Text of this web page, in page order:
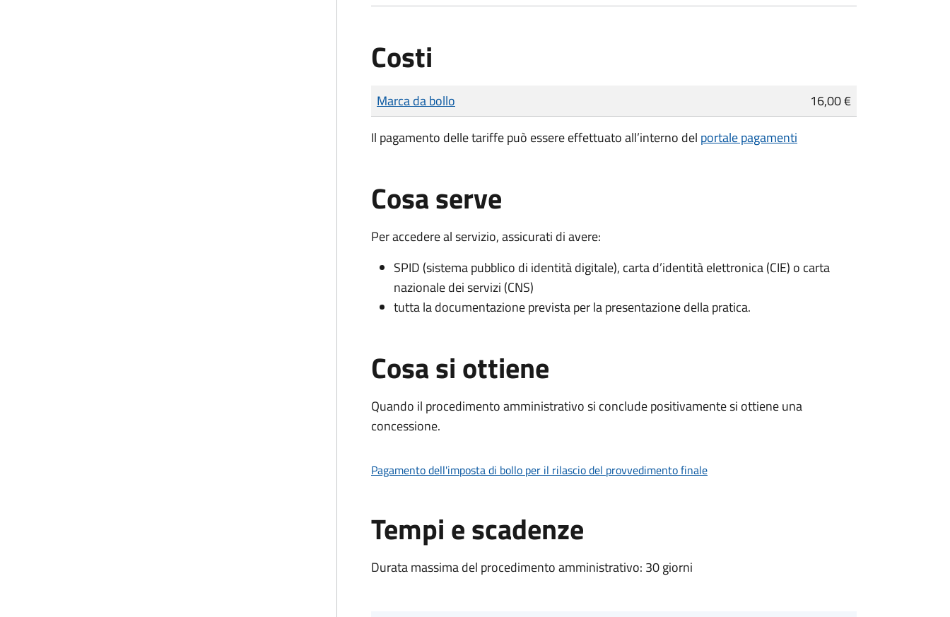
Costi
Tipo di pagamento
Importo
Marca da bollo
16,00 €
Il pagamento delle tariffe può essere effettuato all’interno del portale pagamenti
Cosa serve
Per accedere al servizio, assicurati di avere:
SPID (sistema pubblico di identità digitale), carta d’identità elettronica (CIE) o carta
nazionale dei servizi (CNS)
tutta la documentazione prevista per la presentazione della pratica.
Cosa si ottiene
Quando il procedimento amministrativo si conclude positivamente si ottiene una
concessione.
Pagamento dell'imposta di bollo per il rilascio del provvedimento finale
Tempi e scadenze
Durata massima del procedimento amministrativo: 30 giorni